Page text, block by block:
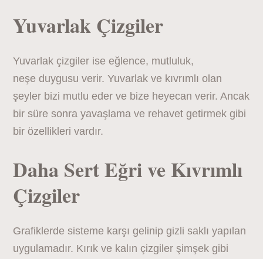
Yuvarlak Çizgiler
Yuvarlak çizgiler ise eğlence, mutluluk,
neşe duygusu verir. Yuvarlak ve kıvrımlı olan
şeyler bizi mutlu eder ve bize heyecan verir. Ancak
bir süre sonra yavaşlama ve rehavet getirmek gibi
bir özellikleri vardır.
Daha Sert Eğri ve Kıvrımlı
Çizgiler
Grafiklerde sisteme karşı gelinip gizli saklı yapılan
uygulamadır. Kırık ve kalın çizgiler şimşek gibi